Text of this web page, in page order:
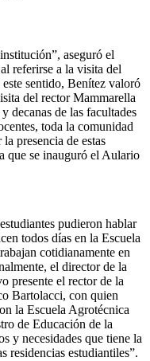
aseguró el
referirse a la visita del
sentido, Benítez valoró
del rector Mammarella
decanas de las facultades
toda la comunidad
presencia de estas
que se inauguró el Aulario
pudieron hablar
todos días en la Escuela
cotidianamente en
el director de la
presente el rector de la
Bartolacci, con quien
la Escuela Agrotécnica
de Educación de la
y necesidades que tiene la
residencias estudiantiles”.